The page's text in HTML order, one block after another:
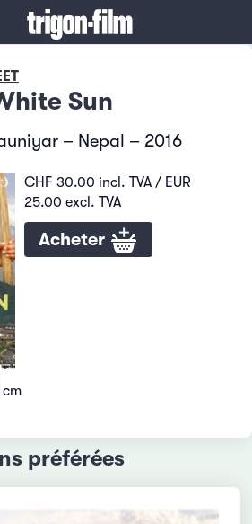
Sun
– Nepal – 2016
CHF 30.00 incl. TVA / EUR
25.00 excl. TVA
Acheter
cm
préférées